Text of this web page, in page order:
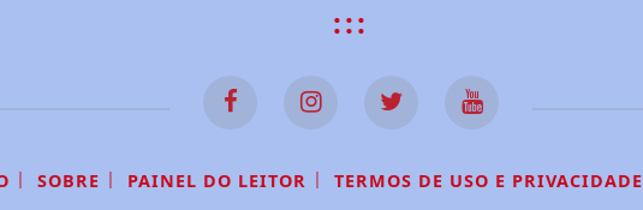
:::
| SOBRE | PAINEL DO LEITOR | TERMOS DE USO E PRIVACIDADE